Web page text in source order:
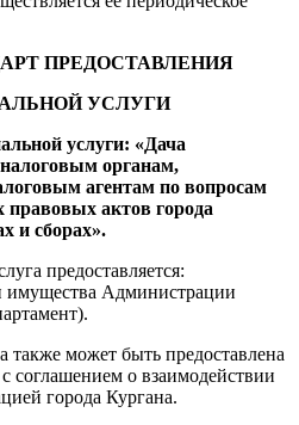
ПРЕДОСТАВЛЕНИЯ
УСЛУГИ
услуги: «Дача
органам,
агентам по вопросам
актов города
и сборах».
предоставляется:
имущества Администрации
также может быть предоставлена
соглашением о взаимодействии
города Кургана.